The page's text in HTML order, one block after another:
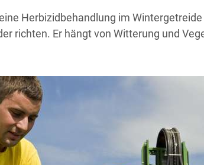
Herbizidbehandlung im
richten. Er hängt von Witterung und